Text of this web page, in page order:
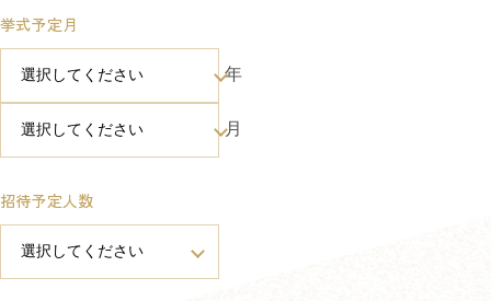
挙式予定月
年
月
招待予定人数